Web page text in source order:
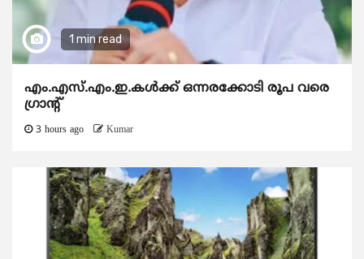
1 min read
എം.എസ്.എം.ഇ.കൾക്ക് ഒന്നരക്കോടി രൂപ വരെ
ഗ്രാന്റ്
3 hours ago Kumar